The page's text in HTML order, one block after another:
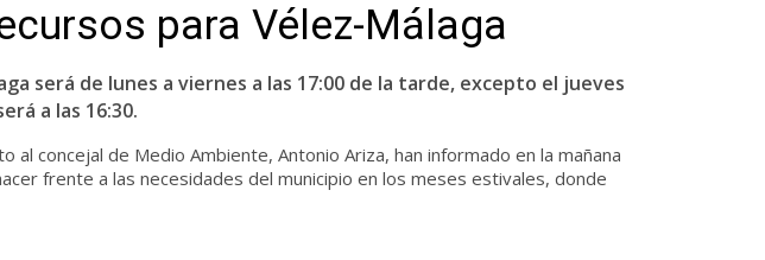
para Vélez-Málaga
será de lunes a viernes a las 17:00 de la tarde, excepto el jueves
a las 16:30.
concejal de Medio Ambiente, Antonio Ariza, han informado en la mañana
frente a las necesidades del municipio en los meses estivales, donde